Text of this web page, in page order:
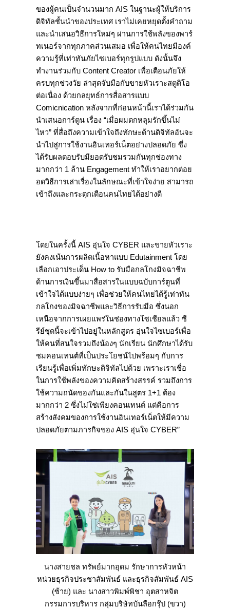
ของผู้คนเป็นจำนวนมาก AIS ในฐานะผู้ให้บริการ
ดิจิทัลชั้นนำของประเทศ เราไม่เคยหยุดตั้งคำถาม
และนำเสนอวิธีการใหม่ๆ ผ่านการใช้พลังของพาร์
ทเนอร์จากทุกภาคส่วนเสมอ เพื่อให้คนไทยมีองค์
ความรู้ที่เท่าทันภัยไซเบอร์ทุกรูปแบบ ดังนั้นจึง
ทำงานร่วมกับ Content Creator เพื่อเตือนภัยให้
ครบทุกช่วงวัย ล่าสุดจับมือกับขายหัวเราะสตูดิโอ
ต่อเนื่อง ด้วยกลยุทธ์การสื่อสารแบบ
Comicnication หลังจากที่ก่อนหน้านี้เราได้ร่วมกัน
นำเสนอการ์ตูน เรื่อง “เมื่อผมตกหลุมรักขึ้นไม่
ไหว” ที่สื่อถึงความเข้าใจถึงทักษะด้านดิจิทัลอันจะ
นำไปสู่การใช้งานอินเทอร์เน็ตอย่างปลอดภัย ซึ่ง
ได้รับผลตอบรับมียอดรับชมรวมกันทุกช่องทาง
มากกว่า 1 ล้าน Engagement ทำให้เราอยากต่อย
อดวิธีการเล่าเรื่องในลักษณะที่เข้าใจง่าย สามารถ
เข้าถึงและกระตุกเตือนคนไทยได้อย่างดี
โดยในครั้งนี้ AIS อุ่นใจ CYBER และขายหัวเราะ
ยังคงเน้นการผลิตเนื้อหาแบบ Edutainment โดย
เลือกเอาประเด็น How to รับมือกลโกงมิจฉาชีพ
ด้านการเงินขึ้นมาสื่อสารในแบบฉบับการ์ตูนที่
เข้าใจได้แบบง่ายๆ เพื่อช่วยให้คนไทยได้รู้เท่าทัน
กลโกงของมิจฉาชีพและวิธีการรับมือ ซึ่งนอก
เหนือจากการเผยแพร่ในช่องทางโซเชียลแล้ว ซี
รีย์ชุดนี้จะเข้าไปอยู่ในหลักสูตร อุ่นใจไซเบอร์เพื่อ
ให้คนที่สนใจรวมถึงน้องๆ นักเรียน นักศึกษาได้รับ
ชมคอนเทนต์ที่เป็นประโยชน์ไปพร้อมๆ กับการ
เรียนรู้เพื่อเพิ่มทักษะดิจิทัลไปด้วย เพราะเราเชื่อ
ในการใช้พลังของความคิดสร้างสรรค์ รวมถึงการ
ใช้ความถนัดของกันและกันในสูตร 1+1 ต้อง
มากกว่า 2 ซึ่งไม่ใช่เพียงคอนเทนต์ แต่คือการ
สร้างสังคมของการใช้งานอินเทอร์เน็ตให้มีความ
ปลอดภัยตามภารกิจของ AIS อุ่นใจ CYBER”
นางสายชล ทรัพย์มากอุดม รักษาการหัวหน้า
หน่วยธุรกิจประชาสัมพันธ์ และธุรกิจสัมพันธ์ AIS
(ซ้าย) และ นางสาวพิมพ์พิชา อุตสาหจิต
กรรมการบริหาร กลุ่มบริษัทบันลือกรุ๊ป (ขวา)